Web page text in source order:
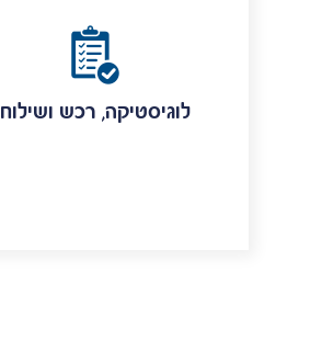
לוגיסטיקה, רכש ושילוח